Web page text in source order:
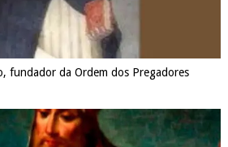
fundador da Ordem dos Pregadores